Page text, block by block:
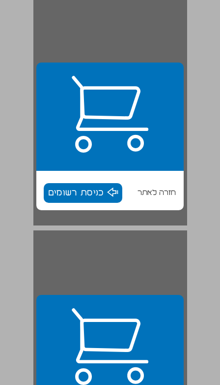
חזרה לאתר כניסת רשומים